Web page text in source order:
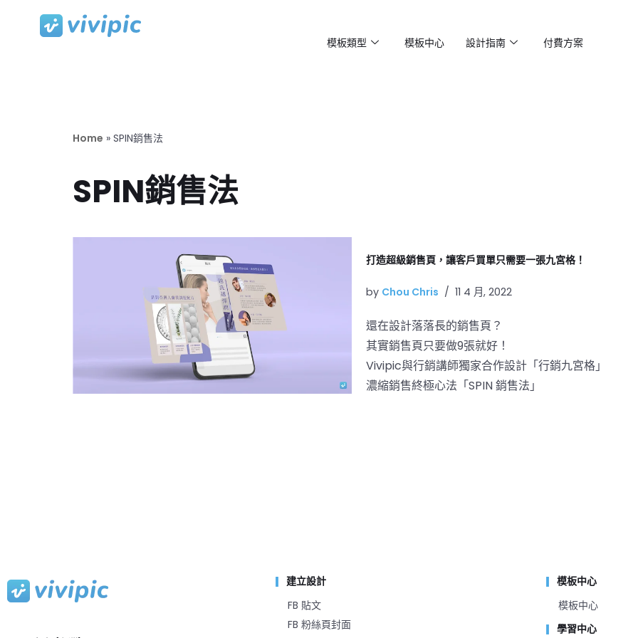
模板類型 模板中心 設計指南 付費方案
Home » SPIN銷售法
SPIN銷售法
打造超級銷售頁，讓客戶買單只需要一張九宮格！
by Chou Chris 11 4 月, 2022
還在設計落落長的銷售頁？
其實銷售頁只要做9張就好！
Vivipic與行銷講師獨家合作設計「行銷九宮格」
濃縮銷售終極心法「SPIN 銷售法」
建立設計
FB 貼文
FB 粉絲頁封面
模板中心
模板中心
學習中心